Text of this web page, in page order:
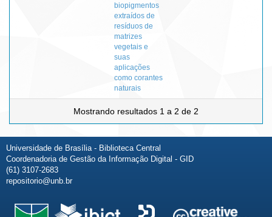
biopigmentos
extraídos de
resíduos de
matrizes
vegetais e
suas
aplicações
como corantes
naturais
Mostrando resultados 1 a 2 de 2
Universidade de Brasília - Biblioteca Central
Coordenadoria de Gestão da Informação Digital - GID
(61) 3107-2683
repositorio@unb.br